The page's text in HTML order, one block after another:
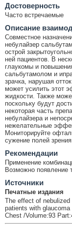
Достоверность
Часто встречаемые
Описание
Совместное
небулайзер
острой
ней пациентов. В
глаукомы и
сальбутамолом и
зрачка, нарушая
может усилить этот
жидкости. Также
поскольку будут
некоторая часть
небулайзера и
нежелательные
Мониторируйте
сужение полей
Рекомендации
Применение
Возможно появление
Источники
Печатные издания
The effect of
patients with glaucoma
Chest /Volume:93